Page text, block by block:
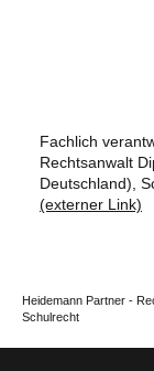
Fachlich
Rechtsanwalt
Deutschland),
(externer Link)
Heidemann Partner -
Schulrecht